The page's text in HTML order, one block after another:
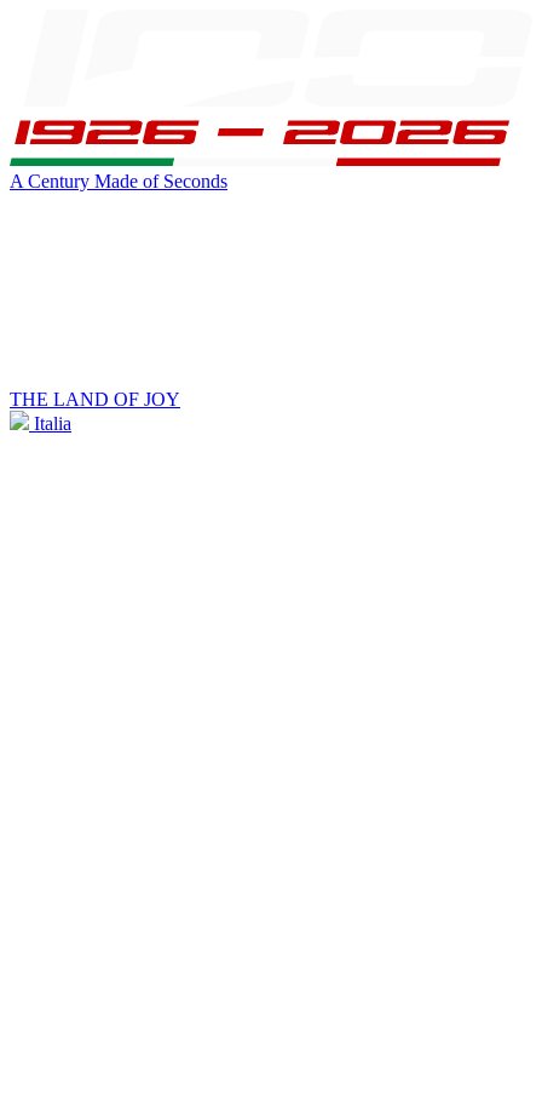
A Century Made of Seconds
THE LAND OF JOY
Italia